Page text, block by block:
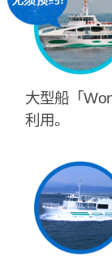
大型船「
利用。